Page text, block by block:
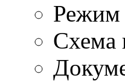
Режим
Схема